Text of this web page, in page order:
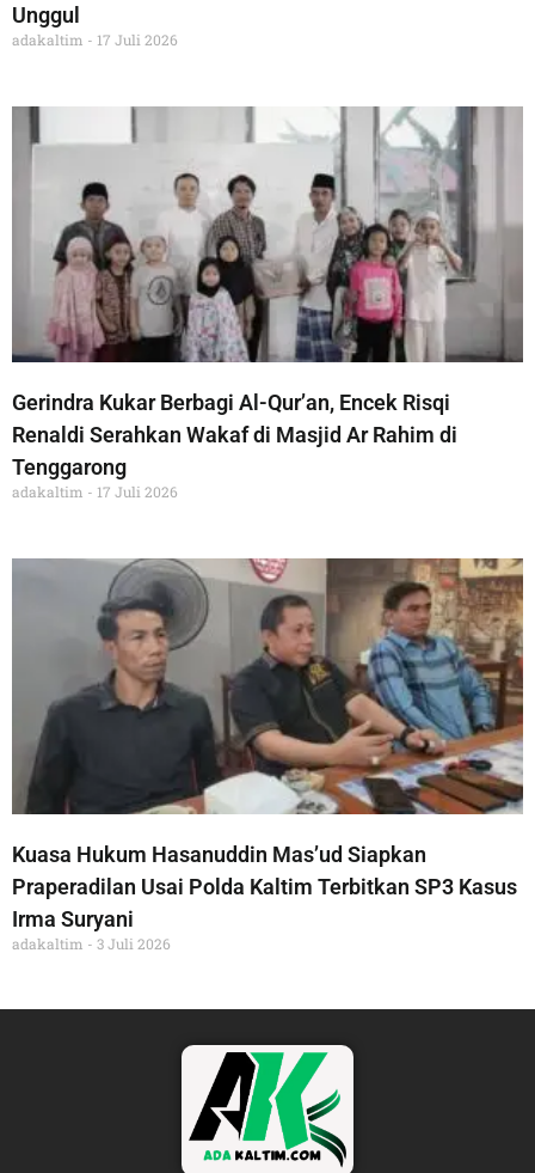
Unggul
adakaltim 17 Juli 2026
Gerindra Kukar Berbagi Al-Qur’an, Encek Risqi
Renaldi Serahkan Wakaf di Masjid Ar Rahim di
Tenggarong
adakaltim 17 Juli 2026
Kuasa Hukum Hasanuddin Mas’ud Siapkan
Praperadilan Usai Polda Kaltim Terbitkan SP3 Kasus
Irma Suryani
adakaltim 3 Juli 2026